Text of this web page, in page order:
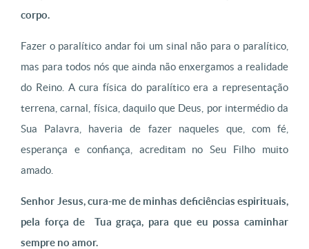
corpo.
Fazer o paralítico andar foi um sinal não para o paralítico,
mas para todos nós que ainda não enxergamos a realidade
do Reino. A cura física do paralítico era a representação
terrena, carnal, física, daquilo que Deus, por intermédio da
Sua Palavra, haveria de fazer naqueles que, com fé,
esperança e confiança, acreditam no Seu Filho muito
amado.
Senhor Jesus, cura-me de minhas deficiências espirituais,
pela força de Tua graça, para que eu possa caminhar
sempre no amor.